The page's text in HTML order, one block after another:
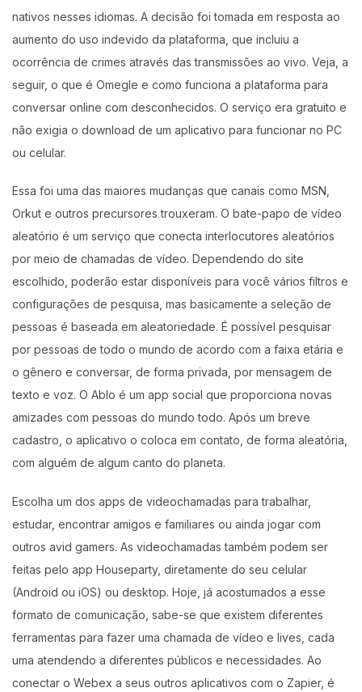
nativos nesses idiomas. A decisão foi tomada em resposta ao
aumento do uso indevido da plataforma, que incluiu a
ocorrência de crimes através das transmissões ao vivo. Veja, a
seguir, o que é Omegle e como funciona a plataforma para
conversar online com desconhecidos. O serviço era gratuito e
não exigia o download de um aplicativo para funcionar no PC
ou celular.
Essa foi uma das maiores mudanças que canais como MSN,
Orkut e outros precursores trouxeram. O bate-papo de vídeo
aleatório é um serviço que conecta interlocutores aleatórios
por meio de chamadas de vídeo. Dependendo do site
escolhido, poderão estar disponíveis para você vários filtros e
configurações de pesquisa, mas basicamente a seleção de
pessoas é baseada em aleatoriedade. É possível pesquisar
por pessoas de todo o mundo de acordo com a faixa etária e
o gênero e conversar, de forma privada, por mensagem de
texto e voz. O Ablo é um app social que proporciona novas
amizades com pessoas do mundo todo. Após um breve
cadastro, o aplicativo o coloca em contato, de forma aleatória,
com alguém de algum canto do planeta.
Escolha um dos apps de videochamadas para trabalhar,
estudar, encontrar amigos e familiares ou ainda jogar com
outros avid gamers. As videochamadas também podem ser
feitas pelo app Houseparty, diretamente do seu celular
(Android ou iOS) ou desktop. Hoje, já acostumados a esse
formato de comunicação, sabe-se que existem diferentes
ferramentas para fazer uma chamada de vídeo e lives, cada
uma atendendo a diferentes públicos e necessidades. Ao
conectar o Webex a seus outros aplicativos com o Zapier, é